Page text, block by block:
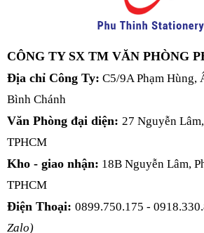
CÔNG TY SX TM VĂN PHÒNG
Địa chỉ Công Ty: C5/9A Phạm Hùng,
Bình Chánh
Văn Phòng đại diện: 27 Nguyễn
TPHCM
Kho - giao nhận: 18B Nguyễn Lâm,
TPHCM
Điện Thoại: 0899.750.175 -
Zalo)